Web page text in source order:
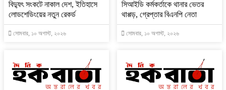
বিদ্যুৎ সংকটে নাকাল দেশ, ইতিহাসে
লোডশেডিংয়ের নতুন রেকর্ড
সোমবার, ১০ অগাস্ট, ২০২৬
সিআইডি কর্মকর্তাকে থানার ভেতর
থাপ্পড়, গ্রেপ্তার বিএনপি নেতা
সোমবার, ১০ অগাস্ট, ২০২৬